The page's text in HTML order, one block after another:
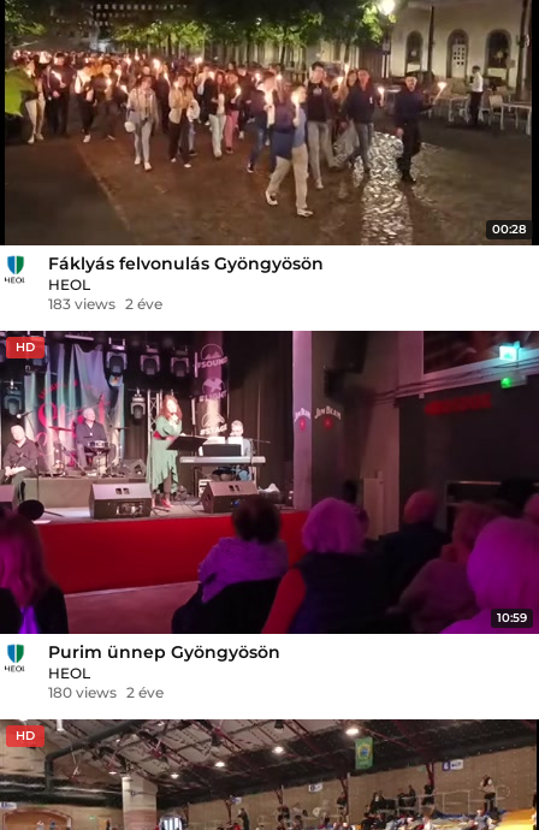
00:28
Fáklyás felvonulás Gyöngyösön
HEOL
183 views 2 éve
HD
10:59
Purim ünnep Gyöngyösön
HEOL
180 views 2 éve
HD